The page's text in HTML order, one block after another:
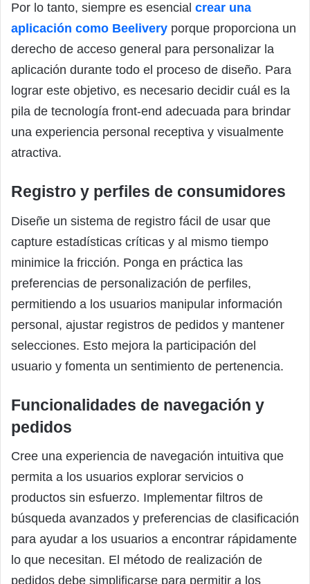
Por lo tanto, siempre es esencial crear una
aplicación como Beelivery porque proporciona un
derecho de acceso general para personalizar la
aplicación durante todo el proceso de diseño. Para
lograr este objetivo, es necesario decidir cuál es la
pila de tecnología front-end adecuada para brindar
una experiencia personal receptiva y visualmente
atractiva.
Registro y perfiles de consumidores
Diseñe un sistema de registro fácil de usar que
capture estadísticas críticas y al mismo tiempo
minimice la fricción. Ponga en práctica las
preferencias de personalización de perfiles,
permitiendo a los usuarios manipular información
personal, ajustar registros de pedidos y mantener
selecciones. Esto mejora la participación del
usuario y fomenta un sentimiento de pertenencia.
Funcionalidades de navegación y
pedidos
Cree una experiencia de navegación intuitiva que
permita a los usuarios explorar servicios o
productos sin esfuerzo. Implementar filtros de
búsqueda avanzados y preferencias de clasificación
para ayudar a los usuarios a encontrar rápidamente
lo que necesitan. El método de realización de
pedidos debe simplificarse para permitir a los